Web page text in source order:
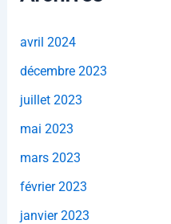
avril 2024
décembre 2023
juillet 2023
mai 2023
mars 2023
février 2023
janvier 2023